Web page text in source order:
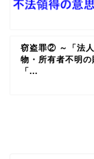
窃盗罪② ～「法
物・所有者不明の
「...